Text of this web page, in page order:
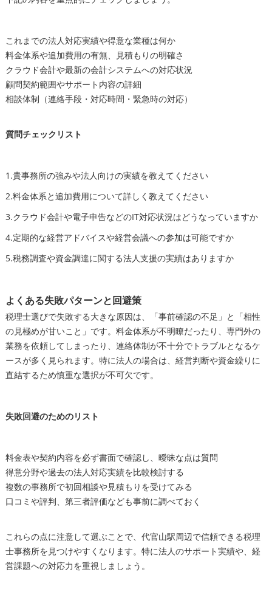
これまでの法人対応実績や得意な業種は何か
料金体系や追加費用の有無、見積もりの明確さ
クラウド会計や最新の会計システムへの対応状況
顧問契約範囲やサポート内容の詳細
相談体制（連絡手段・対応時間・緊急時の対応）
質問チェックリスト
1.貴事務所の強みや法人向けの実績を教えてください
2.料金体系と追加費用について詳しく教えてください
3.クラウド会計や電子申告などのIT対応状況はどうなっていますか
4.定期的な経営アドバイスや経営会議への参加は可能ですか
5.税務調査や資金調達に関する法人支援の実績はありますか
よくある失敗パターンと回避策
税理士選びで失敗する大きな原因は、「事前確認の不足」と「相性
の見極めが甘いこと」です。料金体系が不明瞭だったり、専門外の
業務を依頼してしまったり、連絡体制が不十分でトラブルとなるケ
ースが多く見られます。特に法人の場合は、経営判断や資金繰りに
直結するため慎重な選択が不可欠です。
失敗回避のためのリスト
料金表や契約内容を必ず書面で確認し、曖昧な点は質問
得意分野や過去の法人対応実績を比較検討する
複数の事務所で初回相談や見積もりを受けてみる
口コミや評判、第三者評価なども事前に調べておく
これらの点に注意して選ぶことで、代官山駅周辺で信頼できる税理
士事務所を見つけやすくなります。特に法人のサポート実績や、経
営課題への対応力を重視しましょう。